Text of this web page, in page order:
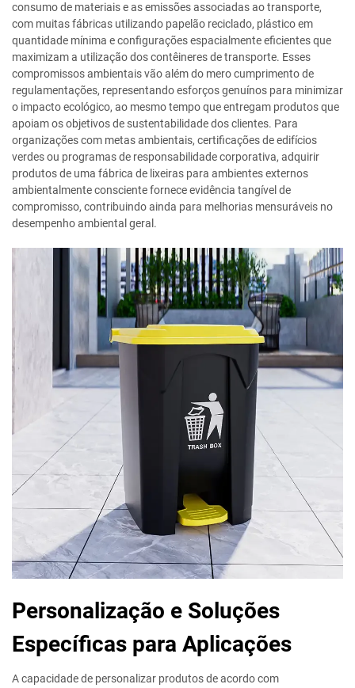
consumo de materiais e as emissões associadas ao transporte,
com muitas fábricas utilizando papelão reciclado, plástico em
quantidade mínima e configurações espacialmente eficientes que
maximizam a utilização dos contêineres de transporte. Esses
compromissos ambientais vão além do mero cumprimento de
regulamentações, representando esforços genuínos para minimizar
o impacto ecológico, ao mesmo tempo que entregam produtos que
apoiam os objetivos de sustentabilidade dos clientes. Para
organizações com metas ambientais, certificações de edifícios
verdes ou programas de responsabilidade corporativa, adquirir
produtos de uma fábrica de lixeiras para ambientes externos
ambientalmente consciente fornece evidência tangível de
compromisso, contribuindo ainda para melhorias mensuráveis no
desempenho ambiental geral.
Personalização e Soluções
Específicas para Aplicações
A capacidade de personalizar produtos de acordo com